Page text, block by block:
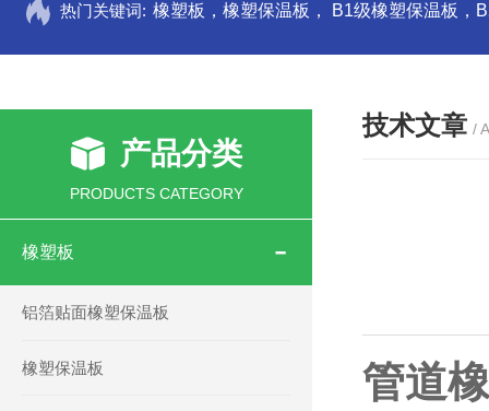
热门关键词:
产品分类
PRODUCTS CATEGORY
橡塑板
铝箔贴面橡塑保温板
橡塑保温板
技术文章 /
管道